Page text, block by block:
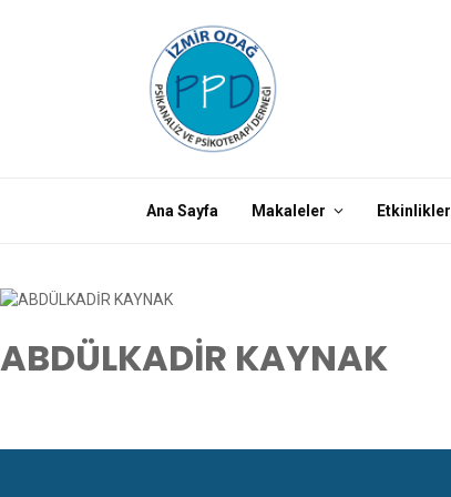
Ana Sayfa Makaleler Etkinlikler
ABDÜLKADİR KAYNAK